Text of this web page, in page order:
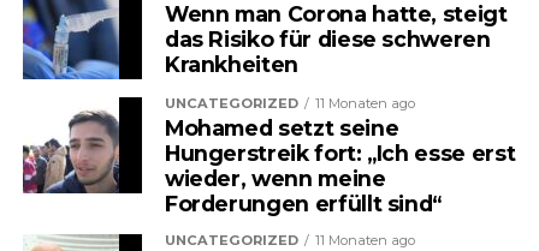
Wenn man Corona hatte, steigt
das Risiko für diese schweren
Krankheiten
UNCATEGORIZED 11 Monaten ago
Mohamed setzt seine
Hungerstreik fort: „Ich esse erst
wieder, wenn meine
Forderungen erfüllt sind“
UNCATEGORIZED 11 Monaten ago